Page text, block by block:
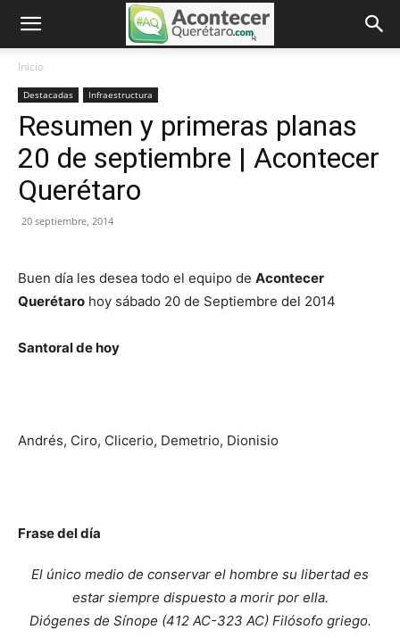
Inicio
Destacadas Infraestructura
Resumen y primeras planas
20 de septiembre | Acontecer
Querétaro
20 septiembre, 2014
Buen día les desea todo el equipo de Acontecer
Querétaro hoy sábado 20 de Septiembre del 2014
Santoral de hoy
Andrés, Ciro, Clicerio, Demetrio, Dionisio
Frase del día
El único medio de conservar el hombre su libertad es
estar siempre dispuesto a morir por ella.
Diógenes de Sínope (412 AC-323 AC) Filósofo griego.